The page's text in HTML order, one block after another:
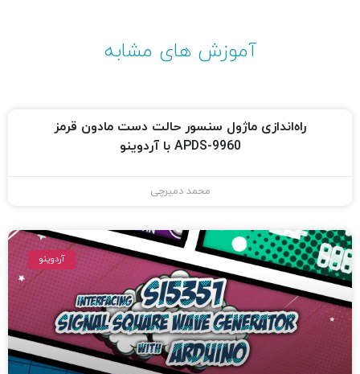
آموزش های مشابه
راه‌اندازی ماژول سنسور حالت دست مادون قرمز
APDS-9960 با آردوینو
محمد دمیرچی
آردوینو